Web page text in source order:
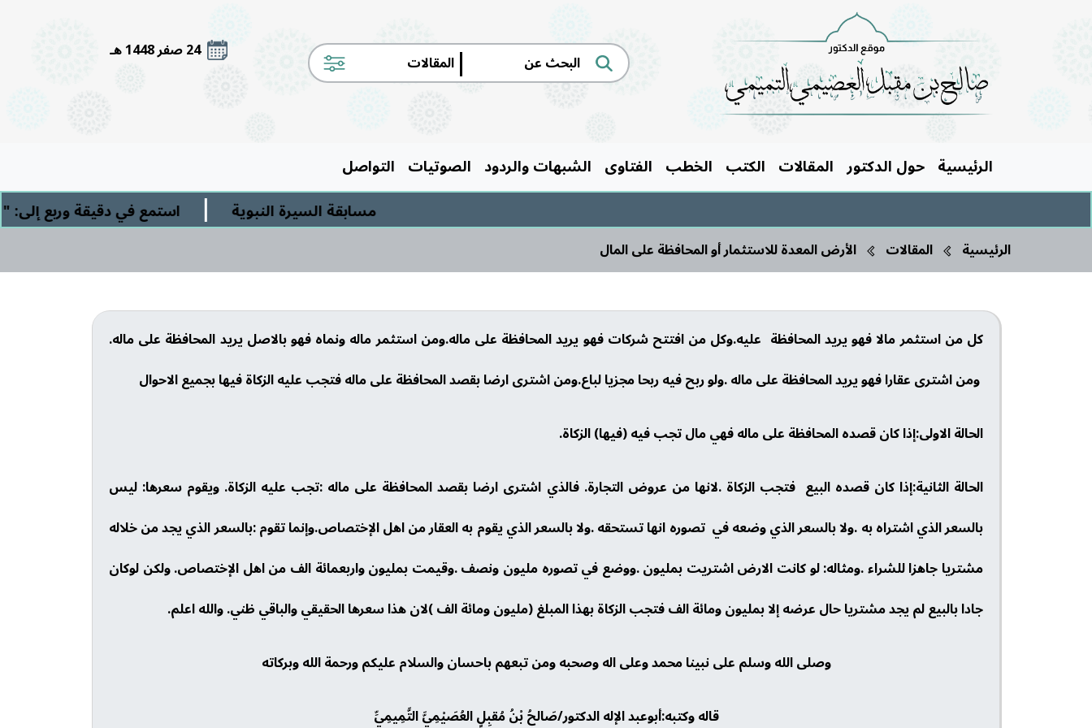
| 24 صفر 1448 هـ
الرئيسية حول الدكتور المقالات الكتب الخطب الفتاوى الشبهات والردود الصوتيات التواصل
مسابقة السيرة النبوية
| استمع في دقيقة وربع إلى: "
الرئيسية المقالات الأرض المعدة للاستثمار أو المحافظة على المال‎
كل من استثمر مالا فهو يريد المحافظة عليه.وكل من افتتح شركات فهو يريد المحافظة على ماله.ومن استثمر ماله ونماه فهو بالاصل يريد المحافظة على ماله.
ومن اشترى عقارا فهو يريد المحافظة على ماله .ولو ربح فيه ربحا مجزيا لباع.ومن اشترى ارضا بقصد المحافظة على ماله فتجب عليه الزكاة فيها بجميع الاحوال
الحالة الاولى:إذا كان قصده المحافظة على ماله فهي مال تجب فيه (فيها) الزكاة.
الحالة الثانية:إذا كان قصده البيع فتجب الزكاة .لانها من عروض التجارة. فالذي اشترى ارضا بقصد المحافظة على ماله :تجب عليه الزكاة. ويقوم سعرها: ليس
بالسعر الذي اشتراه به .ولا بالسعر الذي وضعه في تصوره انها تستحقه .ولا بالسعر الذي يقوم به العقار من اهل الإختصاص.وإنما تقوم :بالسعر الذي يجد من خلاله
مشتريا جاهزا للشراء .ومثاله: لو كانت الارض اشتريت بمليون .ووضع في تصوره مليون ونصف .وقيمت بمليون واربعمائة الف من اهل الإختصاص. ولكن لوكان
جادا بالبيع لم يجد مشتريا حال عرضه إلا بمليون ومائة الف فتجب الزكاة بهذا المبلغ (مليون ومائة الف )لان هذا سعرها الحقيقي والباقي ظني. والله اعلم.
وصلى الله وسلم على نبينا محمد وعلى اله وصحبه ومن تبعهم باحسان والسلام عليكم ورحمة الله وبركاته
قاله وكتبه:أبوعبد الإله الدكتور/صَالحُ بْنُ مُقبِلٍ العُصَيْمِيَّ التَّمِيمِيِّ